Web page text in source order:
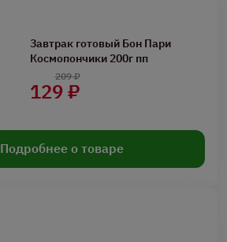
Завтрак готовый Бон Пари
Космопончики 200г пп
129 ₽
209 ₽
Подробнее о товаре